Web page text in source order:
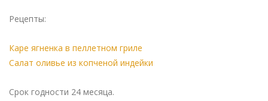
Рецепты:
Каре ягненка в пеллетном гриле
Салат оливье из копченой индейки
Срок годности 24 месяца.